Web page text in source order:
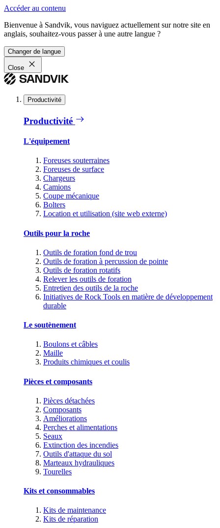
Accéder au contenu
Bienvenue à Sandvik, vous naviguez actuellement sur notre site en
anglais, souhaitez-vous passer à une autre langue ?
Changer de langue
Close
Productivité
Productivité
L'équipement
Foreuses souterraines
Foreuses de surface
Chargeurs
Camions
Coupe mécanique
Bolters
Location et utilisation (site web externe)
Outils pour la roche
Outils de foration fond de trou
Outils de foration à percussion de pointe
Outils de foration rotatifs
Relever les outils de foration
Entretien des outils de la roche
Initiatives de Rock Tools en matière de développement
durable
Le soutènement
Boulons et câbles
Maille
Produits chimiques et coulis
Pièces et composants
Pièces détachées
Composants
Améliorations
Perches et alimentations
Seaux
Extinction des incendies
Outils d'attaque du sol
Marteaux hydrauliques
Tourelles
Kits et consommables
Kits de maintenance
Kits de réparation